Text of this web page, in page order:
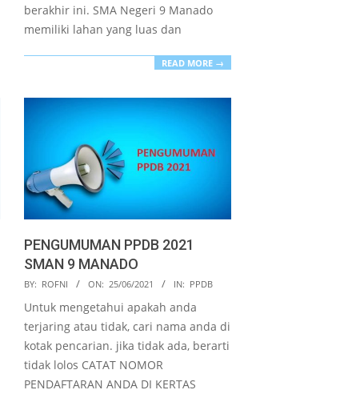
berakhir ini. SMA Negeri 9 Manado
memiliki lahan yang luas dan
READ MORE →
PENGUMUMAN PPDB 2021
SMAN 9 MANADO
2021-
06-
25
BY: ROFNI ON: 25/06/2021 IN: PPDB
Untuk mengetahui apakah anda
terjaring atau tidak, cari nama anda di
kotak pencarian. jika tidak ada, berarti
tidak lolos CATAT NOMOR
PENDAFTARAN ANDA DI KERTAS